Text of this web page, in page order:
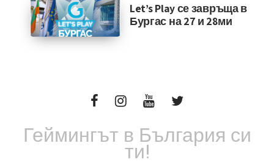
Let’s Play се завръща в
Бургас на 27 и 28ми
Геймингът в България си
ти!